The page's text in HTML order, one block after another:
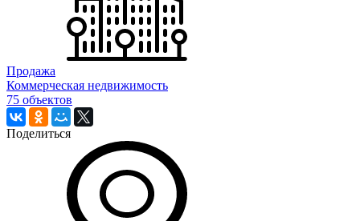
Продажа
Коммерческая недвижимость
75 объектов
Поделиться